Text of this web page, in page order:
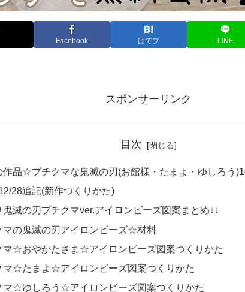
Facebook はてブ LINE
スポンサーリンク
目次
作品☆プチクマな鬼滅の刃(お館様・たまよ・ゆしろう
28追記(新作つくりかた)
鬼滅の刃プチクマver.アイロンビーズ図案まとめ↓↓
マの鬼滅の刃アイロンビーズ☆材料
マ☆おやかたさま☆アイロンビーズ図案つくりかた
マ☆たまよ☆アイロンビーズ図案つくりかた
マ☆ゆしろう☆アイロンビーズ図案つくりかた